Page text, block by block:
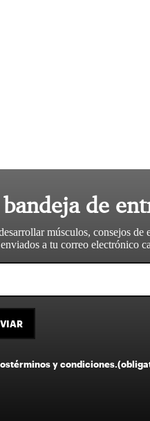
de
músculos, consejos de
a tu correo electrónico
términos y condiciones.